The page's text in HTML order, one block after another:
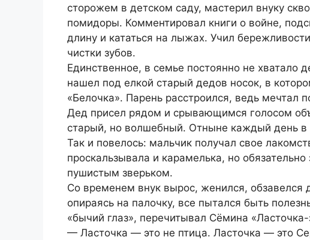
сторожем в детском саду, мастерил внуку
помидоры. Комментировал книги о войне,
длину и кататься на лыжах. Учил
чистки зубов.
Единственное, в семье постоянно не
нашел под елкой старый дедов носок, в
«Белочка». Парень расстроился, ведь мечтал
Дед присел рядом и срывающимся голосом
старый, но волшебный. Отныне каждый день в
Так и повелось: мальчик получал свое
проскальзывала и карамелька, но
пушистым зверьком.
Со временем внук вырос, женился, обзавелся
опираясь на палочку, все пытался быть
«бычий глаз», перечитывал Сёмина
— Ласточка — это не птица. Ласточка — это